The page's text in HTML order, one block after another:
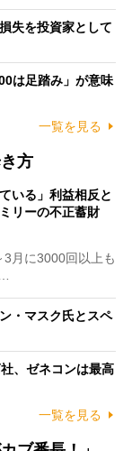
失を投資家として
は足踏み」が意味
一覧を見る
方
いる」利益相反と
リーの不正蓄財
月に3000回以上も
・マスク氏とスペ
、ゼネコンは最高
一覧を見る